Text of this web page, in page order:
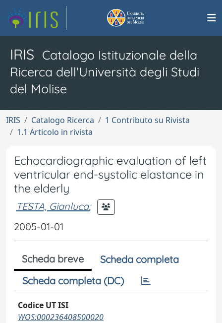
IRIS Catalogo Istituzionale della
Ricerca dell'Università degli Studi
del Molise
IRIS Catalogo Ricerca
1 Contributo su Rivista
1.1 Articolo in rivista
Echocardiographic evaluation of left
ventricular end-systolic elastance in
the elderly
TESTA, Gianluca;
2005-01-01
Scheda breve
Scheda completa
Scheda completa (DC)
Codice UT ISI
WOS:000236408500020